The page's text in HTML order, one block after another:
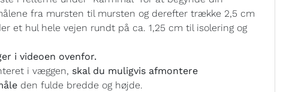
fra mursten til mursten og derefter trække 2,5 cm
et hul hele vejen rundt på ca. 1,25 cm til isolering og
i videoen ovenfor.
i væggen, skal du muligvis afmontere
den fulde bredde og højde.